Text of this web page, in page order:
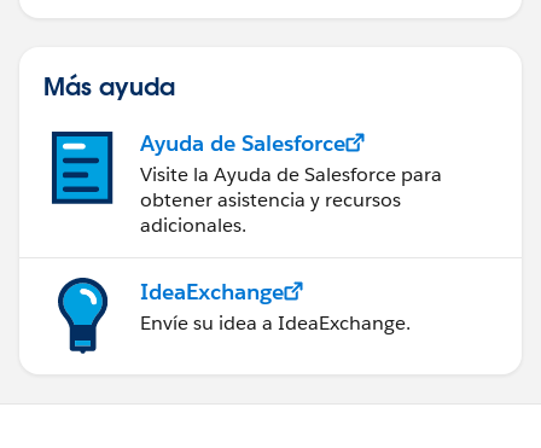
Más ayuda
Ayuda de Salesforce
Visite la Ayuda de Salesforce para
obtener asistencia y recursos
adicionales.
IdeaExchange
Envíe su idea a IdeaExchange.